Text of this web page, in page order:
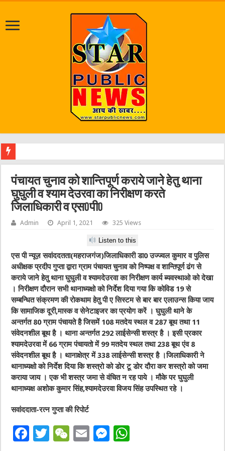
पंचायत चुनाव को शान्तिपूर्ण कराये जाने हेतु थाना
घुघुली व श्याम देउरवा का निरीक्षण करते
जिलाधिकारी व एस0पी0
Admin April 1, 2021 325 Views
Listen to this
एस पी न्यूज़ सवांददतता(महराजगंज)जिलाधिकारी डा0 उज्ज्वल कुमार व पुलिस
अधीक्षक प्रदीप गुप्ता द्वारा ग्राम पंचायत चुनाव को निष्पक्ष व शान्तिपूर्ण ढंग से
कराये जाने हेतु थाना घुघुली व श्यामदेउरवा का निरीक्षण कार्य ब्यवस्थाओ को देखा
। निरीक्षण दौरान सभी थानाध्यक्षो को निर्देश दिया गया कि कोविड 19 से
सम्बन्धित संक्रमण की रोकथाम हेतु पी ए सिस्टम से बार बार एलाउन्स किया जाय
कि सामाजिक दूरी,मास्क व सेनेटाइजर का प्रयोग करें । घुघुली थाने के
अन्तर्गत 80 ग्राम पंचायते है जिसमें 108 मतदेय स्थल व 287 बूथ तथा 11
संवेदनशील बूथ है । थाना अन्तर्गत 292 लाईसेन्सी शस्त्र है । इसी प्रकार
श्यामदेउरवा में 66 ग्राम पंचायतो में 99 मतदेय स्थल तथा 238 बूथ एंव 8
संवेदनशील बूथ है । थानाक्षेत्र में 338 लाईसेन्सी शस्त्र है ।जिलाधिकारी ने
थानाध्यक्षो को निर्देश दिया कि शस्त्रो को डोर टू डोर दौरा कर शस्त्रो को जमा
कराया जाय । एक भी शस्त्र जमा से वंचित न रह पाये । मौके पर घुघुली
थानाध्यक्ष अशोक कुमार सिंह,श्यामदेउरवा विजय सिंह उपस्थित रहे ।
सवांददाता-रत्न गुप्ता की रिपोर्ट
F
T
W E
M